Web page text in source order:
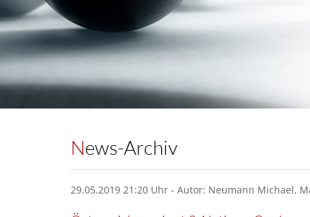
News-Archiv
29.05.2019 21:20 Uhr - Autor: Neumann Michael,